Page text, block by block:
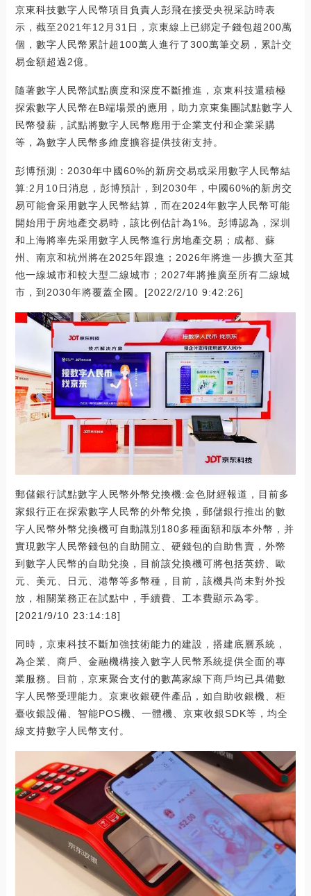
京東科技數字人民幣項目負責人彭飛在接受央視采訪時表
示，截至2021年12月31日，京東線上已綁定子錢包超200萬
個，數字人民幣累計超100萬人進行了300萬筆交易，累計交
易金額超過2億。
隨著數字人民幣試點廣度和深度不斷推進，京東科技還積極
探索數字人民幣在B端場景的應用，助力京東集團試點數字人
民幣發薪，試點將數字人民幣應用于企業支付和企業采購
等，為數字人民幣多維度擴容提供技術支持。
彭博預測：2030年中國60%的新房交易或采用數字人民幣結
算:2月10日消息，彭博預計，到2030年，中國60%的新房交
易可能會采用數字人民幣結算，而在2024年數字人民幣可能
開始用于房地產交易時，該比例估計為1%。彭博認為，深圳
和上海將率先采用數字人民幣進行房地產交易；成都、蘇
州、南京和杭州將在2025年跟進；2026年將進一步擴大至其
他一線城市和較大型二線城市；2027年將推廣至所有二線城
市，到2030年將覆蓋全國。[2022/2/10 9:42:26]
郵儲銀行試點數字人民幣外幣兌換機:金色財經報道，目前多
家銀行正在探索數字人民幣的外幣兌換，郵儲銀行推出的數
字人民幣外幣兌換機可自動識別180多種面額和版本外幣，并
實現數字人民幣錢包的自助開立、硬錢包的自助售賣，外幣
到數字人民幣的自助兌換，目前該兌換機可將包括英鎊、歐
元、美元、日元、港幣等多幣種，目前，該機具尚未對外投
放，相關業務正在試點中，手續費、工本費顯示為零。
[2021/9/10 23:14:18]
同時，京東科技不斷加強技術能力的建設，搭建底層系統，
為企業、商戶、金融機構接入數字人民幣系統提供全面的專
業服務。目前，京東聚合支付的數萬家線下商戶均已具備數
字人民幣受理能力。京東收銀硬件產品，如自助收銀機、柜
臺收銀設備、智能POS機、一體機、京東收銀SDK等，均全
線支持數字人民幣支付。